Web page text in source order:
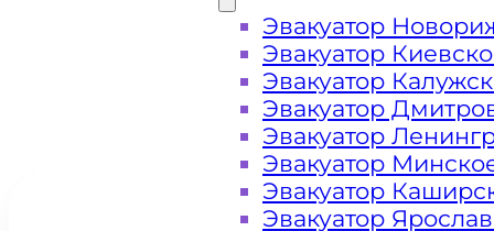
Эвакуатор
Эвакуатор
Эвакуатор
Эвакуатор
Эвакуатор
Эвакуатор
Эвакуатор
Эвакуатор